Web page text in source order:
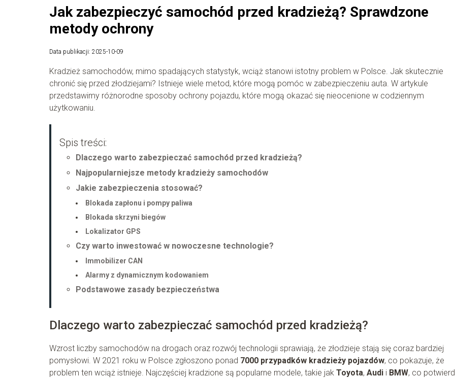
Jak zabezpieczyć samochód przed kradzieżą? Sprawdzone
metody ochrony
Data publikacji: 2025-10-09
Kradzież samochodów, mimo spadających statystyk, wciąż stanowi istotny problem w Polsce. Jak skutecznie
chronić się przed złodziejami? Istnieje wiele metod, które mogą pomóc w zabezpieczeniu auta. W artykule
przedstawimy różnorodne sposoby ochrony pojazdu, które mogą okazać się nieocenione w codziennym
użytkowaniu.
Spis treści:
Dlaczego warto zabezpieczać samochód przed kradzieżą?
Najpopularniejsze metody kradzieży samochodów
Jakie zabezpieczenia stosować?
Blokada zapłonu i pompy paliwa
Blokada skrzyni biegów
Lokalizator GPS
Czy warto inwestować w nowoczesne technologie?
Immobilizer CAN
Alarmy z dynamicznym kodowaniem
Podstawowe zasady bezpieczeństwa
Dlaczego warto zabezpieczać samochód przed kradzieżą?
Wzrost liczby samochodów na drogach oraz rozwój technologii sprawiają, że złodzieje stają się coraz bardziej
pomysłowi. W 2021 roku w Polsce zgłoszono ponad 7000 przypadków kradzieży pojazdów, co pokazuje, że
problem ten wciąż istnieje. Najczęściej kradzione są popularne modele, takie jak Toyota, Audi i BMW, co